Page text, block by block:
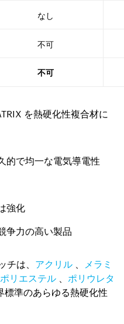
なし
不可
不可
を熱硬化性複合材に
的で均一な電気導電性
強化
争力の高い製品
は、 アクリル
メラミ
ポリエステル
ポリウレタ
標準のあらゆる熱硬化性